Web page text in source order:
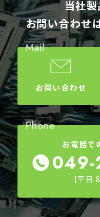
当社
お問い合わせ
Mail
お問い合わせ
Phone
お電話で
［平日